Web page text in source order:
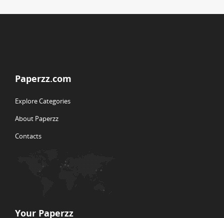
Paperzz.com
Explore Categories
About Paperzz
Contacts
Your Paperzz